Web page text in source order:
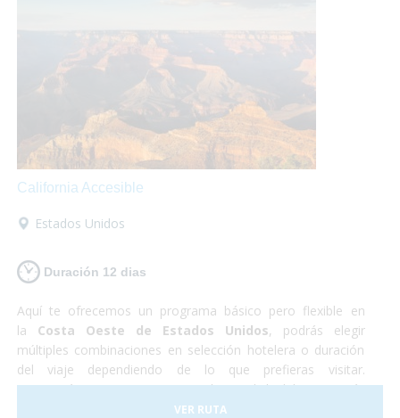
California Accesible
Estados Unidos
Duración 12 dias
Aquí te ofrecemos un programa básico pero flexible en
la Costa Oeste de Estados Unidos, podrás elegir
múltiples combinaciones en selección hotelera o duración
del viaje dependiendo de lo que prefieras visitar.
RecorrerásLas Vegas, capital mundial del ocio más
desenfrenado y la mejor plataforma de salida a las
VER RUTA